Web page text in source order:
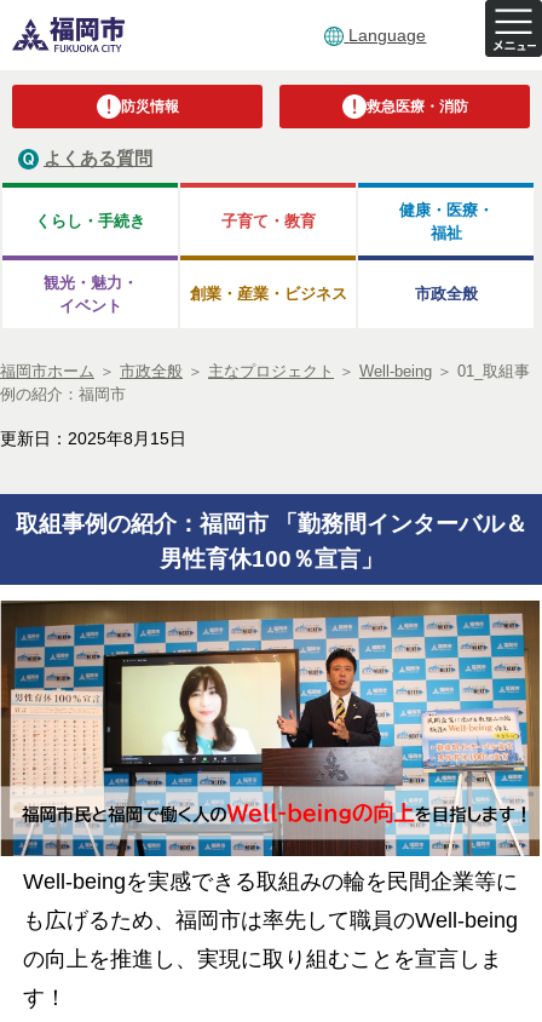
Language
防災情報 救急医療・消防
よくある質問
くらし・手続き 子育て・教育
健康・医療・
福祉
観光・魅力・
イベント
創業・産業・ビジネス 市政全般
福岡市ホーム ＞ 市政全般 ＞ 主なプロジェクト ＞ Well-being ＞ 01_取組事
例の紹介：福岡市
更新日：2025年8月15日
取組事例の紹介：福岡市 「勤務間インターバル＆
男性育休100％宣言」
Well-beingを実感できる取組みの輪を民間企業等に
も広げるため、福岡市は率先して職員のWell-being
の向上を推進し、実現に取り組むことを宣言しま
す！